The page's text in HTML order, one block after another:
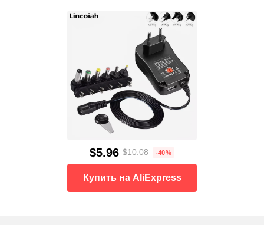
$5.96 $10.08 -40%
Купить на AliExpress